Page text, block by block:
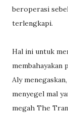
beroperasi
terlengkapi.
Hal ini untuk
membahayakan
Aly
menyegel mal
megah The